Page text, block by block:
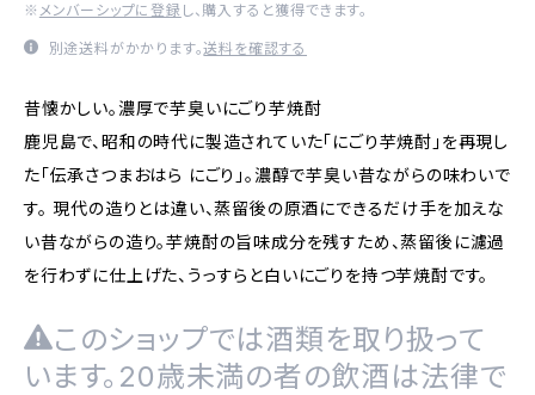
※ メンバーシップに登録 し、購入すると獲得できます。
別途送料がかかります。送料を確認する
昔懐かしい。濃厚で芋臭いにごり芋焼酎
鹿児島で、昭和の時代に製造されていた「にごり芋焼酎」を再現し
た「伝承さつまおはら にごり」。濃醇で芋臭い昔ながらの味わいで
す。 現代の造りとは違い、蒸留後の原酒にできるだけ手を加えな
い昔ながらの造り。芋焼酎の旨味成分を残すため、蒸留後に濾過
を行わずに仕上げた、うっすらと白いにごりを持つ芋焼酎です。
このショップでは酒類を取り扱って
います。20歳未満の者の飲酒は法律で